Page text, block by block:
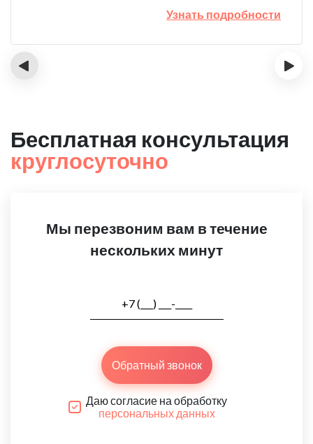
Узнать подробности
‹ ›
Бесплатная консультация
круглосуточно
Мы перезвоним вам в течение
нескольких минут
Обратный звонок
Даю согласие на обработку
персональных данных